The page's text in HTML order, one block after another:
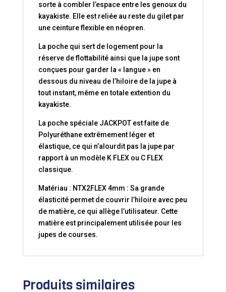
sorte à combler l’espace entre les genoux du
kayakiste. Elle est reliée au reste du gilet par
une ceinture flexible en néopren.
La poche qui sert de logement pour la
réserve de flottabilité ainsi que la jupe sont
conçues pour garder la « langue » en
dessous du niveau de l’hiloire de la jupe à
tout instant, même en totale extention du
kayakiste.
La poche spéciale JACKPOT est faite de
Polyuréthane extrêmement léger et
élastique, ce qui n’alourdit pas la jupe par
rapport à un modèle K FLEX ou C FLEX
classique.
Matériau : NTX2FLEX 4mm : Sa grande
élasticité permet de couvrir l’hiloire avec peu
de matière, ce qui allège l’utilisateur. Cette
matière est principalement utilisée pour les
jupes de courses.
Produits similaires